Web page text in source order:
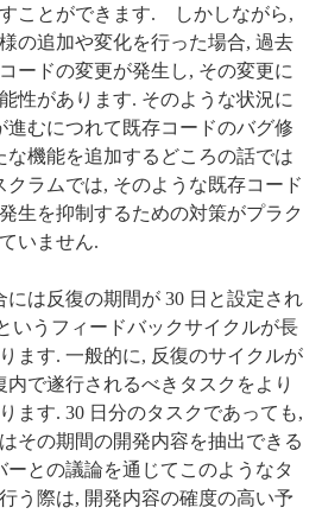
ことができます. しかしながら,
の追加や変化を行った場合, 過去
ードの変更が発生し, その変更に
性があります. そのような状況に
進むにつれて既存コードのバグ修
な機能を追加するどころの話では
クラムでは, そのような既存コード
生を抑制するための対策がプラク
いません.
には反復の期間が 30 日と設定され
いうフィードバックサイクルが長
ます. 一般的に, 反復のサイクルが
で遂行されるべきタスクをより
ます. 30 日分のタスクであっても,
その期間の開発内容を抽出できる
ーとの議論を通じてこのようなタ
う際は, 開発内容の確度の高い予